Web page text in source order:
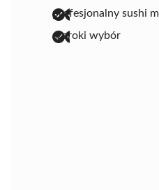
profesjonalny sushi
szeroki wybór